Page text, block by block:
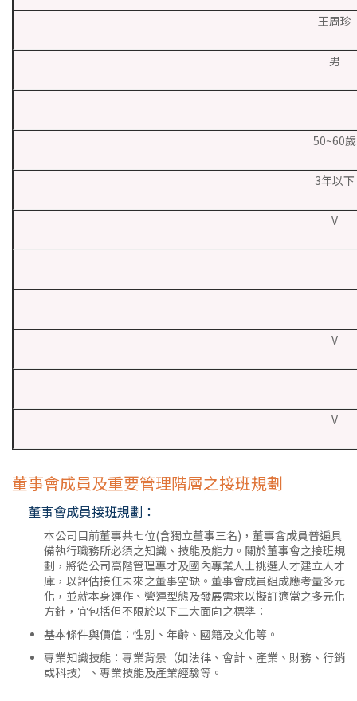
王周珍
男
50~60歲
3年以下
V
V
V
董事會成員及重要管理階層之接班規劃
董事會成員接班規劃：
本公司目前董事共七位(含獨立董事三名)，董事會成員普遍具
備執行職務所必須之知識、技能及能力。關於董事會之接班規
劃，將從公司高階管理專才及國內專業人士挑選人才建立人才
庫，以評估接任未來之董事空缺。董事會成員組成應考量多元
化，並就本身運作、營運型態及發展需求以擬訂適當之多元化
方針，宜包括但不限於以下二大面向之標準：
基本條件與價值：性別、年齡、國籍及文化等。
專業知識技能：專業背景（如法律、會計、產業、財務、行銷
或科技）、專業技能及產業經驗等。